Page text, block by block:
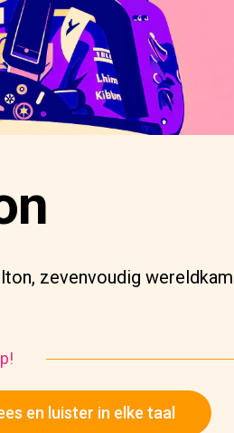
zevenvoudig
en luister in elke taal